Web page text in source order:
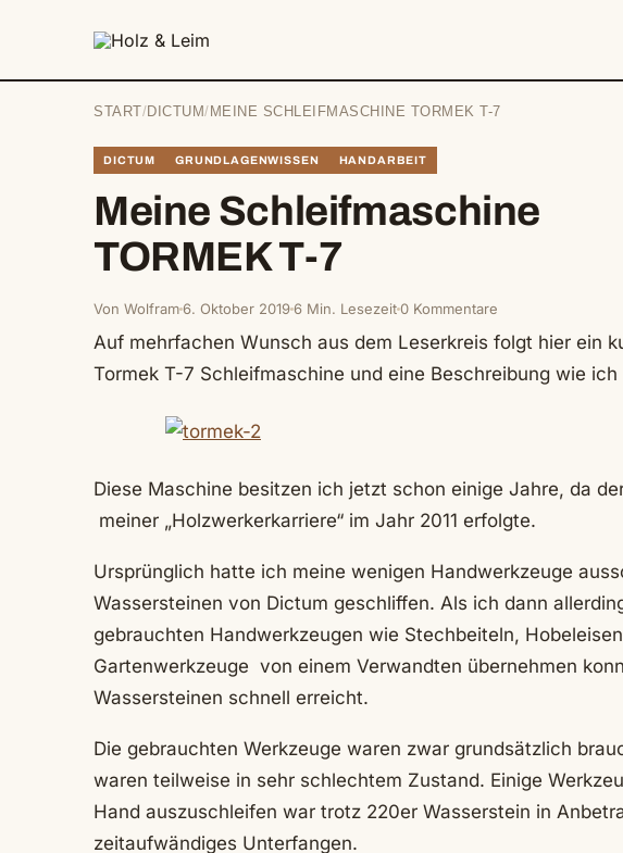
START / DICTUM/ MEINE SCHLEIFMASCHINE TORMEK T-7
DICTUM GRUNDLAGENWISSEN HANDARBEIT
Meine Schleifmaschine
TORMEK T-7
Von Wolfram6. Oktober 20196 Min. Lesezeit0 Kommentare
Auf mehrfachen Wunsch aus dem Leserkreis folgt hier ein
Tormek T-7 Schleifmaschine und eine Beschreibung wie
Diese Maschine besitzen ich jetzt schon einige Jahre, da
meiner „Holzwerkerkarriere“ im Jahr 2011 erfolgte.
Ursprünglich hatte ich meine wenigen Handwerkzeuge
Wassersteinen von Dictum geschliffen. Als ich dann
gebrauchten Handwerkzeugen wie Stechbeiteln,
Gartenwerkzeuge von einem Verwandten übernehmen
Wassersteinen schnell erreicht.
Die gebrauchten Werkzeuge waren zwar grundsätzlich
waren teilweise in sehr schlechtem Zustand. Einige
Hand auszuschleifen war trotz 220er Wasserstein in
zeitaufwändiges Unterfangen.